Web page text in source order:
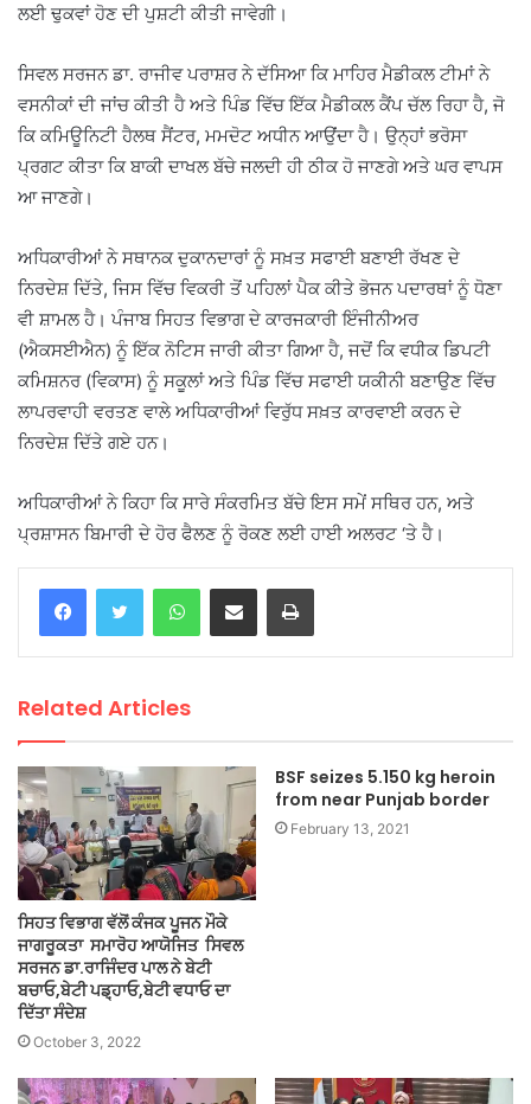
ਲਈ ਢੁਕਵਾਂ ਹੋਣ ਦੀ ਪੁਸ਼ਟੀ ਕੀਤੀ ਜਾਵੇਗੀ।
ਸਿਵਲ ਸਰਜਨ ਡਾ. ਰਾਜੀਵ ਪਰਾਸ਼ਰ ਨੇ ਦੱਸਿਆ ਕਿ ਮਾਹਿਰ ਮੈਡੀਕਲ ਟੀਮਾਂ ਨੇ
ਵਸਨੀਕਾਂ ਦੀ ਜਾਂਚ ਕੀਤੀ ਹੈ ਅਤੇ ਪਿੰਡ ਵਿੱਚ ਇੱਕ ਮੈਡੀਕਲ ਕੈਂਪ ਚੱਲ ਰਿਹਾ ਹੈ, ਜੋ
ਕਿ ਕਮਿਊਨਿਟੀ ਹੈਲਥ ਸੈਂਟਰ, ਮਮਦੋਟ ਅਧੀਨ ਆਉਂਦਾ ਹੈ। ਉਨ੍ਹਾਂ ਭਰੋਸਾ
ਪ੍ਰਗਟ ਕੀਤਾ ਕਿ ਬਾਕੀ ਦਾਖਲ ਬੱਚੇ ਜਲਦੀ ਹੀ ਠੀਕ ਹੋ ਜਾਣਗੇ ਅਤੇ ਘਰ ਵਾਪਸ
ਆ ਜਾਣਗੇ।
ਅਧਿਕਾਰੀਆਂ ਨੇ ਸਥਾਨਕ ਦੁਕਾਨਦਾਰਾਂ ਨੂੰ ਸਖ਼ਤ ਸਫਾਈ ਬਣਾਈ ਰੱਖਣ ਦੇ
ਨਿਰਦੇਸ਼ ਦਿੱਤੇ, ਜਿਸ ਵਿੱਚ ਵਿਕਰੀ ਤੋਂ ਪਹਿਲਾਂ ਪੈਕ ਕੀਤੇ ਭੋਜਨ ਪਦਾਰਥਾਂ ਨੂੰ ਧੋਣਾ
ਵੀ ਸ਼ਾਮਲ ਹੈ। ਪੰਜਾਬ ਸਿਹਤ ਵਿਭਾਗ ਦੇ ਕਾਰਜਕਾਰੀ ਇੰਜੀਨੀਅਰ
(ਐਕਸਈਐਨ) ਨੂੰ ਇੱਕ ਨੋਟਿਸ ਜਾਰੀ ਕੀਤਾ ਗਿਆ ਹੈ, ਜਦੋਂ ਕਿ ਵਧੀਕ ਡਿਪਟੀ
ਕਮਿਸ਼ਨਰ (ਵਿਕਾਸ) ਨੂੰ ਸਕੂਲਾਂ ਅਤੇ ਪਿੰਡ ਵਿੱਚ ਸਫਾਈ ਯਕੀਨੀ ਬਣਾਉਣ ਵਿੱਚ
ਲਾਪਰਵਾਹੀ ਵਰਤਣ ਵਾਲੇ ਅਧਿਕਾਰੀਆਂ ਵਿਰੁੱਧ ਸਖ਼ਤ ਕਾਰਵਾਈ ਕਰਨ ਦੇ
ਨਿਰਦੇਸ਼ ਦਿੱਤੇ ਗਏ ਹਨ।
ਅਧਿਕਾਰੀਆਂ ਨੇ ਕਿਹਾ ਕਿ ਸਾਰੇ ਸੰਕਰਮਿਤ ਬੱਚੇ ਇਸ ਸਮੇਂ ਸਥਿਰ ਹਨ, ਅਤੇ
ਪ੍ਰਸ਼ਾਸਨ ਬਿਮਾਰੀ ਦੇ ਹੋਰ ਫੈਲਣ ਨੂੰ ਰੋਕਣ ਲਈ ਹਾਈ ਅਲਰਟ ‘ਤੇ ਹੈ।
WhatsAppShare via Email Print
Related Articles
ਸਿਹਤ ਵਿਭਾਗ ਵੱਲੋਂ ਕੰਜਕ ਪੂਜਨ ਮੌਕੇ
ਜਾਗਰੂਕਤਾ ਸਮਾਰੋਹ ਆਯੋਜਿਤ ਸਿਵਲ
ਸਰਜਨ ਡਾ.ਰਾਜਿੰਦਰ ਪਾਲ ਨੇ ਬੇਟੀ
ਬਚਾਓ,ਬੇਟੀ ਪਡ਼੍ਹਾਓ,ਬੇਟੀ ਵਧਾਓ ਦਾ
ਦਿੱਤਾ ਸੰਦੇਸ਼
October 3, 2022
BSF seizes 5.150 kg heroin
from near Punjab border
February 13, 2021